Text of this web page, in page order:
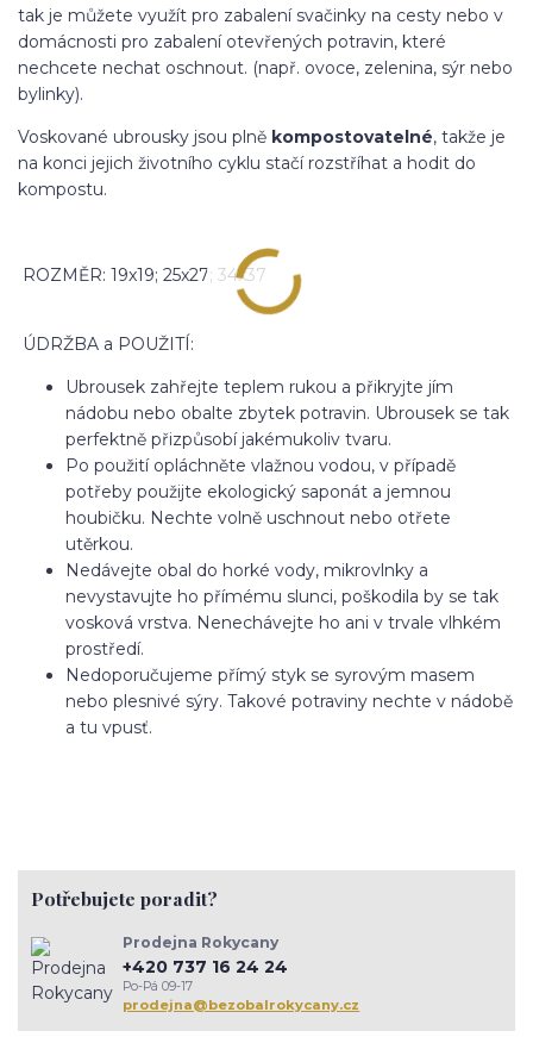
tak je můžete využít pro zabalení svačinky na cesty nebo v
domácnosti pro zabalení otevřených potravin, které
nechcete nechat oschnout. (např. ovoce, zelenina, sýr nebo
bylinky).
Voskované ubrousky jsou plně kompostovatelné, takže je
na konci jejich životního cyklu stačí rozstříhat a hodit do
kompostu.
ROZMĚR: 19x19; 25x27; 34x37
ÚDRŽBA a POUŽITÍ:
Ubrousek zahřejte teplem rukou a přikryjte jím
nádobu nebo obalte zbytek potravin. Ubrousek se tak
perfektně přizpůsobí jakémukoliv tvaru.
Po použití opláchněte vlažnou vodou, v případě
potřeby použijte ekologický saponát a jemnou
houbičku. Nechte volně uschnout nebo otřete
utěrkou.
Nedávejte obal do horké vody, mikrovlnky a
nevystavujte ho přímému slunci, poškodila by se tak
vosková vrstva. Nenechávejte ho ani v trvale vlhkém
prostředí.
Nedoporučujeme přímý styk se syrovým masem
nebo plesnivé sýry. Takové potraviny nechte v nádobě
a tu vpusť.
Potřebujete poradit?
Prodejna Rokycany
+420 737 16 24 24
Po-Pá 09-17
prodejna@bezobalrokycany.cz